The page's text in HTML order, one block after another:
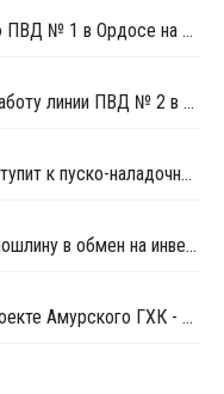
Zhong Tian He Chuang закрыла линию ПВД № 1 в Ордосе на незапланированный ремонт
Zhong Tian He Chuang возобновила работу линии ПВД № 2 в Ордосе
Zhong’an Lianhe в конце августа приступит к пуско-наладочным работам на новых заводах ПВД и ПП в Китае
Sabic просит льготную экспортную пошлину в обмен на инвестиции в РФ
Sinopec может принять участие в проекте Амурского ГХК - Л.Михельсон